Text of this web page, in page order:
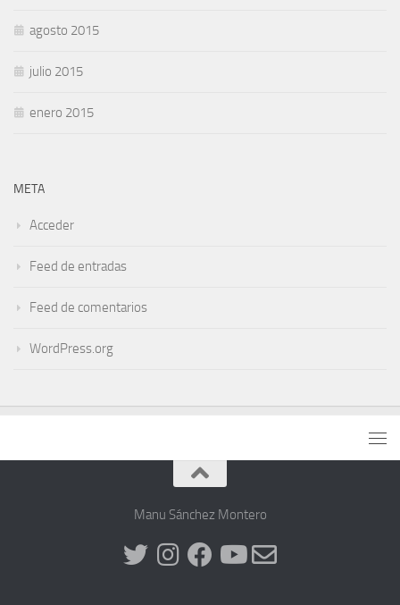
agosto 2015
julio 2015
enero 2015
META
Acceder
Feed de entradas
Feed de comentarios
WordPress.org
Manu Sánchez Montero